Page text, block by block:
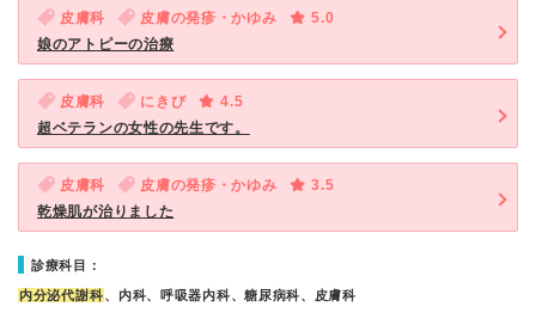
皮膚科 皮膚の発疹・かゆみ
5.0
娘のアトピーの治療
皮膚科 にきび
4.5
超ベテランの女性の先生です。
皮膚科 皮膚の発疹・かゆみ
3.5
乾燥肌が治りました
診療科目：
内分泌代謝科、内科、呼吸器内科、糖尿病科、皮膚科